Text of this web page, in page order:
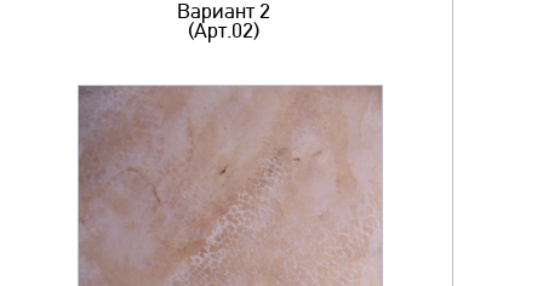
Вариант 2
(Арт.02)